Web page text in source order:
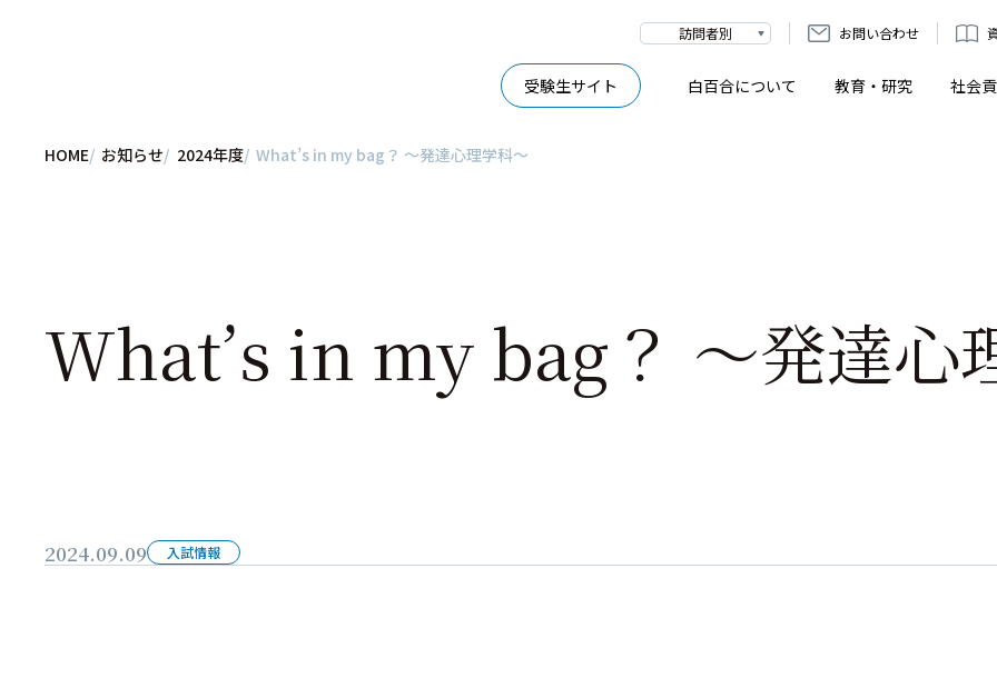
訪問者別 お問い合わせ
受験生サイト 白百合について 教育・研究 社会
HOME お知らせ 2024年度 What’s in my bag？ ～発達心理学科～
What’s in my bag？ ～発達心
2024.09.09 入試情報